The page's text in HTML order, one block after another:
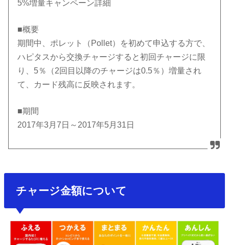
5%増量キャンペーン詳細
■概要
期間中、ポレット（Pollet）を初めて申込する方で、
ハピタスから交換チャージすると初回チャージに限
り、5％（2回目以降のチャージは0.5％）増量され
て、カード残高に反映されます。
■期間
2017年3月7日～2017年5月31日
チャージ金額について